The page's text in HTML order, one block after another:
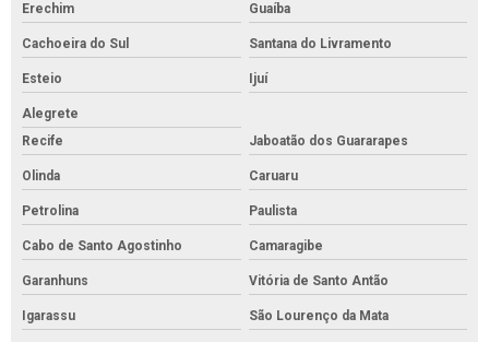
Erechim Guaíba
Cachoeira do Sul Santana do Livramento
Esteio Ijuí
Alegrete
Recife
Jaboatão dos Guararapes
Olinda Caruaru
Petrolina Paulista
Cabo de Santo Agostinho Camaragibe
Garanhuns Vitória de Santo Antão
Igarassu São Lourenço da Mata